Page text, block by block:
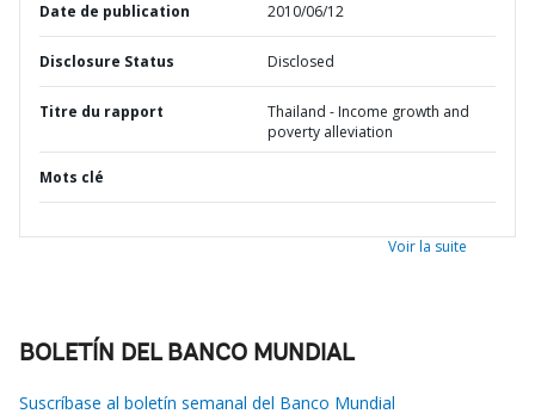
Date de publication 2010/06/12
Disclosure Status Disclosed
Titre du rapport
Thailand - Income growth and
poverty alleviation
Mots clé
Voir la suite
BOLETÍN DEL BANCO MUNDIAL
Suscríbase al boletín semanal del Banco Mundial